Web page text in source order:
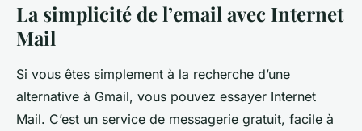
La simplicité de l’email avec Internet
Mail
Si vous êtes simplement à la recherche d’une
alternative à Gmail, vous pouvez essayer Internet
Mail. C’est un service de messagerie gratuit, facile à